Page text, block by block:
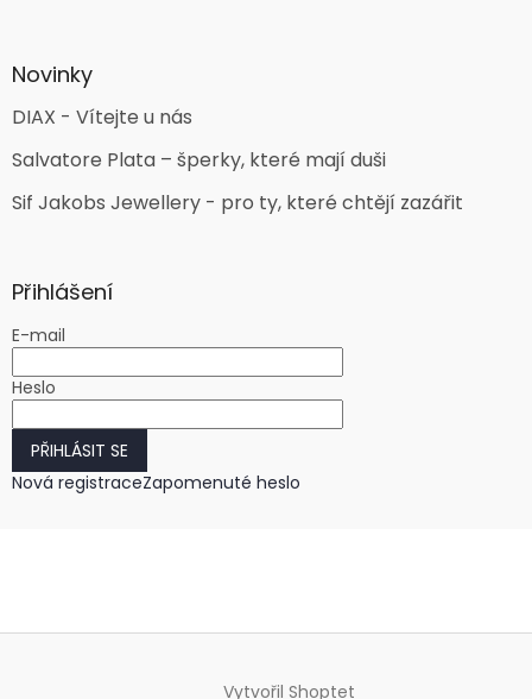
Novinky
DIAX - Vítejte u nás
Salvatore Plata – šperky, které mají duši
Sif Jakobs Jewellery - pro ty, které chtějí zazářit
Přihlášení
E-mail
Heslo
PŘIHLÁSIT SE
Nová registraceZapomenuté heslo
Vytvořil Shoptet